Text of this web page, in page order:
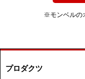
※モンベルの
プロダクツ